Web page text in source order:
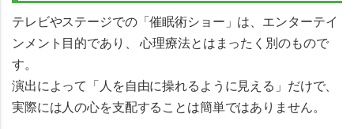
テレビやステージでの「催眠術ショー」は、 エンターテイ
ンメント目的であり、 心理療法とはまったく別のもので
す。
演出によって「人を自由に操れるように見える」だけで、
実際には人の心を支配することは簡単ではありません。